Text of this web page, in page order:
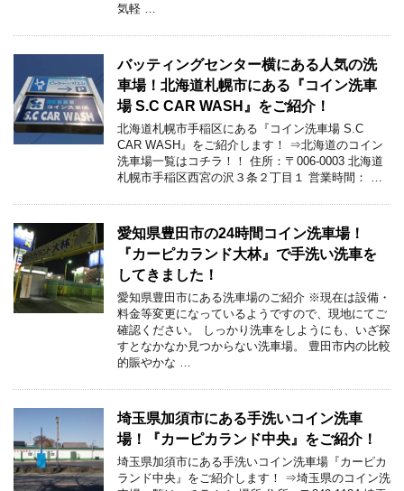
気軽 …
バッティングセンター横にある人気の洗
車場！北海道札幌市にある『コイン洗車
場 S.C CAR WASH』をご紹介！
北海道札幌市手稲区にある『コイン洗車場 S.C
CAR WASH』をご紹介します！ ⇒北海道のコイン
洗車場一覧はコチラ！！ 住所：〒006-0003 北海道
札幌市手稲区西宮の沢３条２丁目１ 営業時間： …
愛知県豊田市の24時間コイン洗車場！
『カーピカランド大林』で手洗い洗車を
してきました！
愛知県豊田市にある洗車場のご紹介 ※現在は設備・
料金等変更になっているようですので、現地にてご
確認ください。 しっかり洗車をしようにも、いざ探
すとなかなか見つからない洗車場。 豊田市内の比較
的賑やかな …
埼玉県加須市にある手洗いコイン洗車
場！『カーピカランド中央』をご紹介！
埼玉県加須市にある手洗いコイン洗車場『カーピカ
ランド中央』をご紹介します！ ⇒埼玉県のコイン洗